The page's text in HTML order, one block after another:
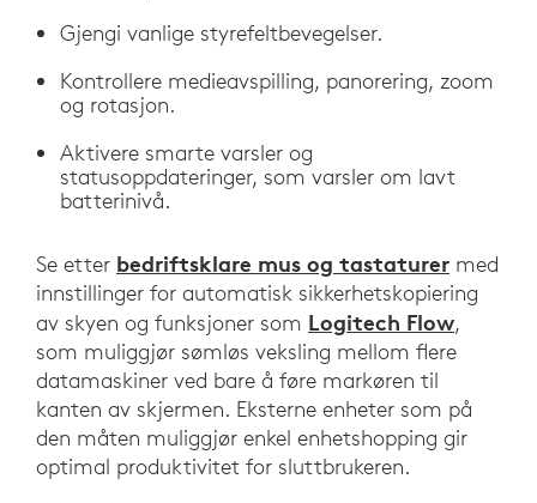
Gjengi vanlige styrefeltbevegelser.
Kontrollere medieavspilling, panorering, zoom
og rotasjon.
Aktivere smarte varsler og
statusoppdateringer, som varsler om lavt
batterinivå.
Se etter bedriftsklare mus og tastaturer med
innstillinger for automatisk sikkerhetskopiering
av skyen og funksjoner som Logitech Flow,
som muliggjør sømløs veksling mellom flere
datamaskiner ved bare å føre markøren til
kanten av skjermen. Eksterne enheter som på
den måten muliggjør enkel enhetshopping gir
optimal produktivitet for sluttbrukeren.